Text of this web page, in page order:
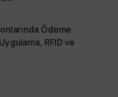
Ödeme
RFID ve